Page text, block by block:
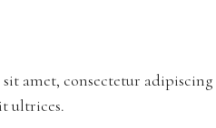
amet, consectetur
ultrices.